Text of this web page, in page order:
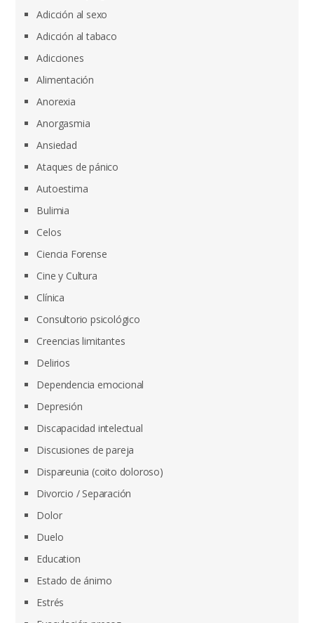
Adicción al sexo
Adicción al tabaco
Adicciones
Alimentación
Anorexia
Anorgasmia
Ansiedad
Ataques de pánico
Autoestima
Bulimia
Celos
Ciencia Forense
Cine y Cultura
Clínica
Consultorio psicológico
Creencias limitantes
Delirios
Dependencia emocional
Depresión
Discapacidad intelectual
Discusiones de pareja
Dispareunia (coito doloroso)
Divorcio / Separación
Dolor
Duelo
Education
Estado de ánimo
Estrés